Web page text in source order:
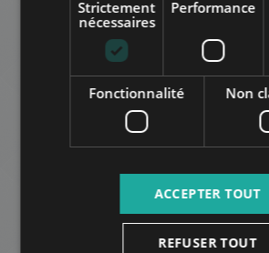
2
AUTRES
Strictement
nécessaires
Performance
Fonctionnalité Non
ACCEPTER TOUT
REFUSER TOUT